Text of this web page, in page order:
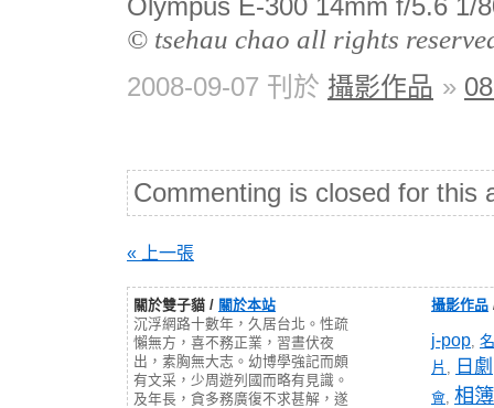
Olympus E-300 14mm f/5.6 1/
© tsehau chao all rights
2008-09-07 刊於 攝影作品 »
Commenting is closed for this
« 上一張
關於雙子貓 / 關於本站
沉浮網路十數年，久居台北。性疏
懶無方，喜不務正業，習晝伏夜
出，素胸無大志。幼博學強記而頗
有文采，少周遊列國而略有見識。
及年長，貪多務廣復不求甚解，遂
攝影作品
j-pop,
片 , 日劇
會, 相簿